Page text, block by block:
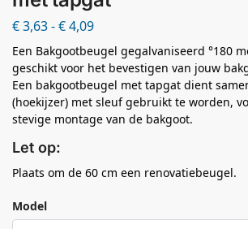
€3,63-€4,09
Een Bakgootbeugel gegalvaniseerd °180
geschikt voor het bevestigen van jouw
Een bakgootbeugel met tapgat dient
(hoekijzer) met sleuf gebruikt te worden,
stevige montage van de bakgoot.
Let op:
Plaats om de 60 cm een renovatiebeugel.
Model